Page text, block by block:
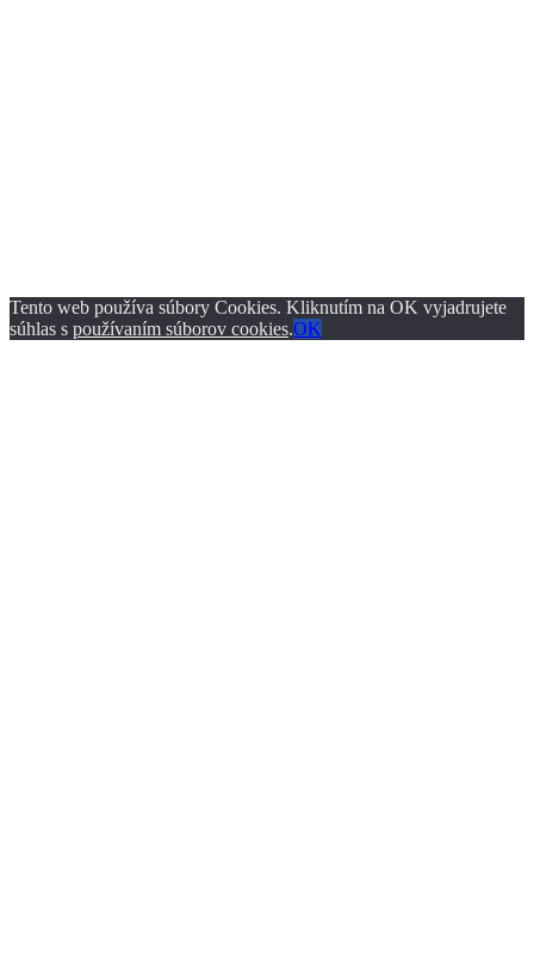
Tento web používa súbory Cookies. Kliknutím na OK vyjadrujete
súhlas s používaním súborov cookies.OK